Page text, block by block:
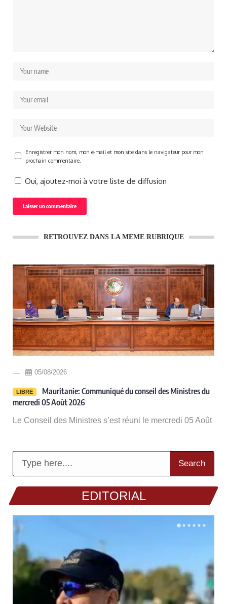
Enregistrer mon nom, mon e-mail et mon site dans le navigateur pour mon
prochain commentaire.
Oui, ajoutez-moi à votre liste de diffusion
RETROUVEZ DANS LA MEME RUBRIQUE
05/08/2026
LIBRE
Mauritanie: Communiqué du conseil des Ministres du
mercredi 05 Août 2026
Le Conseil des Ministres s’est réuni le mercredi 05 Août
Search
EDITORIAL